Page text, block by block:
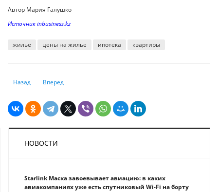
Автор Мария Галушко
Источник inbusiness.kz
жилье цены на жилье ипотека квартиры
Предыдущий: Оборот внешней торговли услугами в Казахстане
Назад Следующий: Как АРРФР будет регулировать внедрение ИИ
Вперед
НОВОСТИ
Starlink Маска завоевывает авиацию: в каких
авиакомпаниях уже есть спутниковый Wi-Fi на борту